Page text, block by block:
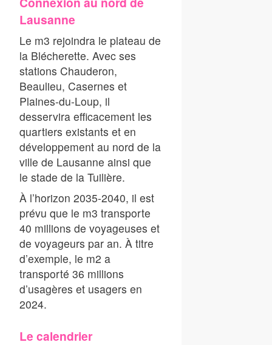
Lausanne
Le m3 rejoindra le plateau de
la Blécherette. Avec ses
stations Chauderon,
Beaulieu, Casernes et
Plaines-du-Loup, il
desservira efficacement les
quartiers existants et en
développement au nord de la
ville de Lausanne ainsi que
le stade de la Tuilière.
À l’horizon 2035-2040, il est
prévu que le m3 transporte
40 millions de voyageuses et
de voyageurs par an. À titre
d’exemple, le m2 a
transporté 36 millions
d’usagères et usagers en
2024.
Le calendrier